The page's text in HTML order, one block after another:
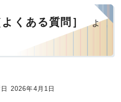
くある質問］
よ
2026年4月1日